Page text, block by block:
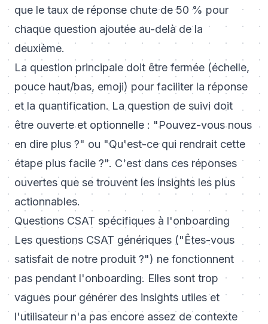
que le taux de réponse chute de 50 % pour
chaque question ajoutée au-delà de la
deuxième.
La question principale doit être fermée (échelle,
pouce haut/bas, emoji) pour faciliter la réponse
et la quantification. La question de suivi doit
être ouverte et optionnelle : "Pouvez-vous nous
en dire plus ?" ou "Qu'est-ce qui rendrait cette
étape plus facile ?". C'est dans ces réponses
ouvertes que se trouvent les insights les plus
actionnables.
Questions CSAT spécifiques à l'onboarding
Les questions CSAT génériques ("Êtes-vous
satisfait de notre produit ?") ne fonctionnent
pas pendant l'onboarding. Elles sont trop
vagues pour générer des insights utiles et
l'utilisateur n'a pas encore assez de contexte